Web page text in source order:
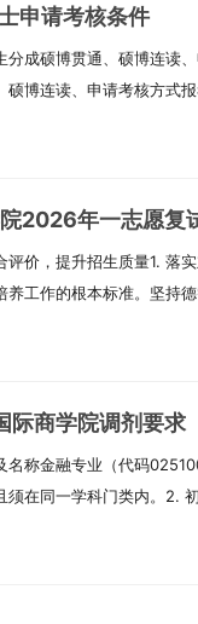
申请考核条件
分成硕博贯通、硕博连读
硕博连读、申请考核方式
2026年一志愿复
价，提升招生质量1. 落
养工作的根本标准。坚持
际商学院调剂要求
名称金融专业（代码
须在同一学科门类内。2.